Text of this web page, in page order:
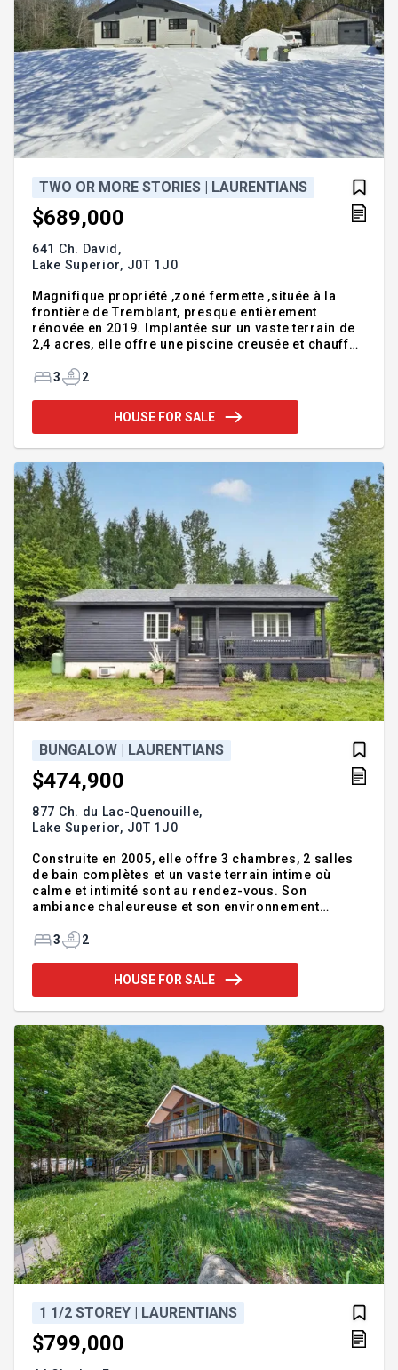
TWO OR MORE STORIES | LAURENTIANS
$689,000
641 Ch. David,
Lake Superior, J0T 1J0
Magnifique propriété ,zoné fermette ,située à la
frontière de Tremblant, presque entièrement
rénovée en 2019. Implantée sur un vaste terrain de
2,4 acres, elle offre une piscine creusée et chauffée
recevoir et se divertir. Immense garage polyvalent,
charmé par l'intérieur chaleureux mettant en valeur
de superbes poutres de bois apparentes assorties
aménager un potager et profiter pleinement de la
natur
3 2
HOUSE FOR SALE
BUNGALOW | LAURENTIANS
$474,900
877 Ch. du Lac-Quenouille,
Lake Superior, J0T 1J0
Construite en 2005, elle offre 3 chambres, 2 salles
de bain complètes et un vaste terrain intime où
calme et intimité sont au rendez-vous. Son
ambiance chaleureuse et son environnement
vie en plein air. À proximité du Mont-Tremblant, des
propriété vous permet de vivre les Laurentides à
leur meilleur, été comme hiver.
centrale et ses accessoires, cabanon, poulaillé,
abris près du coin
3 2
HOUSE FOR SALE
1 1/2 STOREY | LAURENTIANS
$799,000